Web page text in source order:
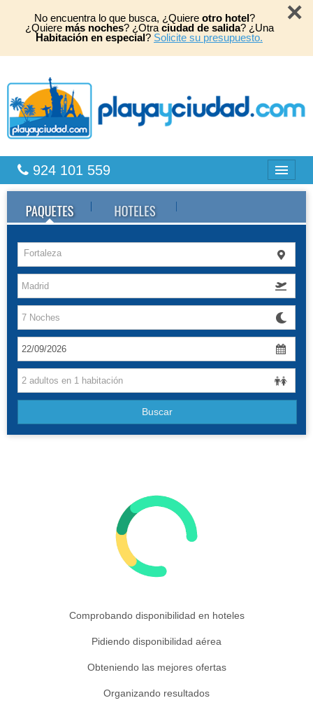
×
No encuentra lo que busca, ¿Quiere otro hotel?
¿Quiere más noches? ¿Otra ciudad de salida? ¿Una
Habitación en especial? Solicite su presupuesto.
924 101 559
Bahia Principe
Caribe
Playas África
TOP 2026
Canarias
Baleares
Grandes Viajes
Hoteles
Fortaleza
Buscar
Comprobando disponibilidad en hoteles
Pidiendo disponibilidad aérea
Obteniendo las mejores ofertas
Organizando resultados